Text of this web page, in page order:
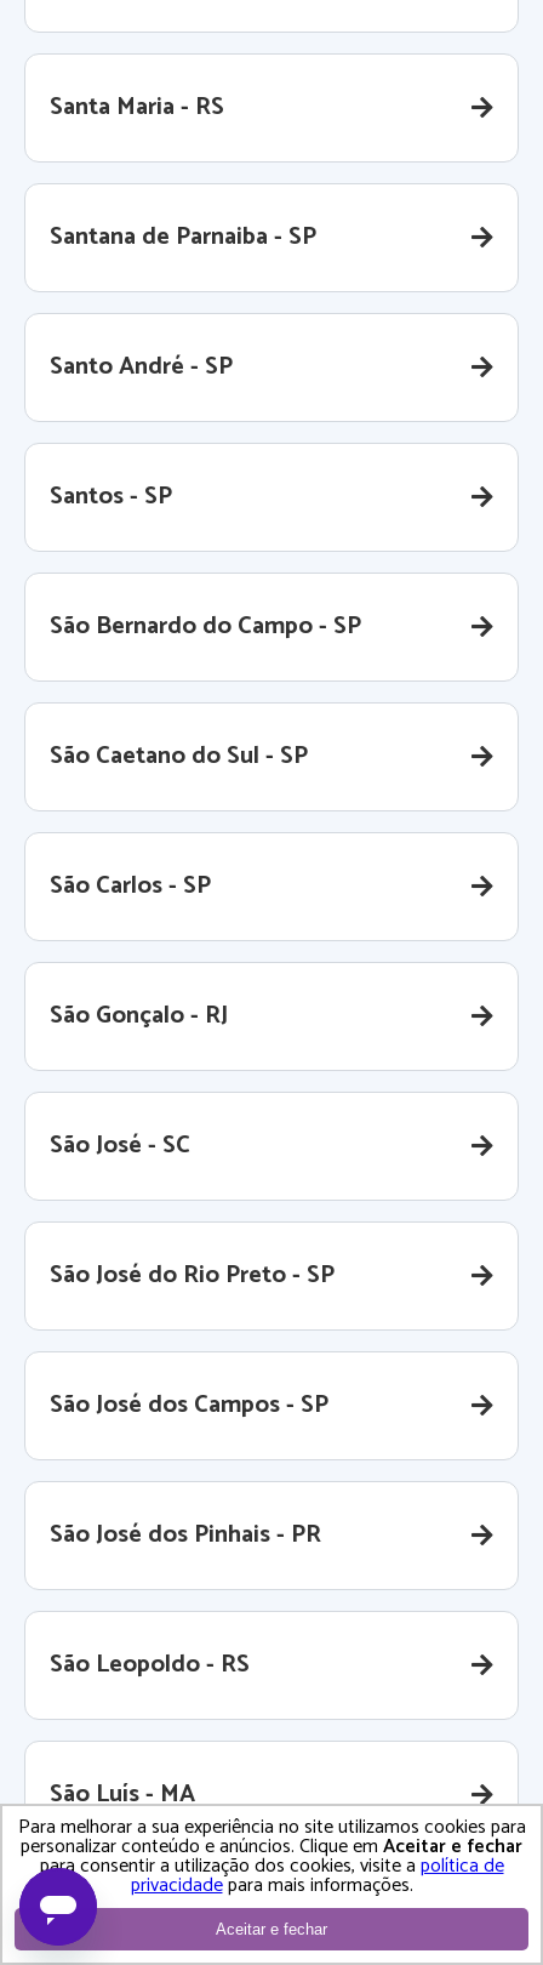
Santa Maria - RS
Santana de Parnaiba - SP
Santo André - SP
Santos - SP
São Bernardo do Campo - SP
São Caetano do Sul - SP
São Carlos - SP
São Gonçalo - RJ
São José - SC
São José do Rio Preto - SP
São José dos Campos - SP
São José dos Pinhais - PR
São Leopoldo - RS
São Luís - MA
São Paulo - SP
Para melhorar a sua experiência no site utilizamos cookies para
personalizar conteúdo e anúncios. Clique emAceitar e fechar
para consentir a utilização dos cookies, visite apolítica de
privacidadepara mais informações.
Aceitar e fechar